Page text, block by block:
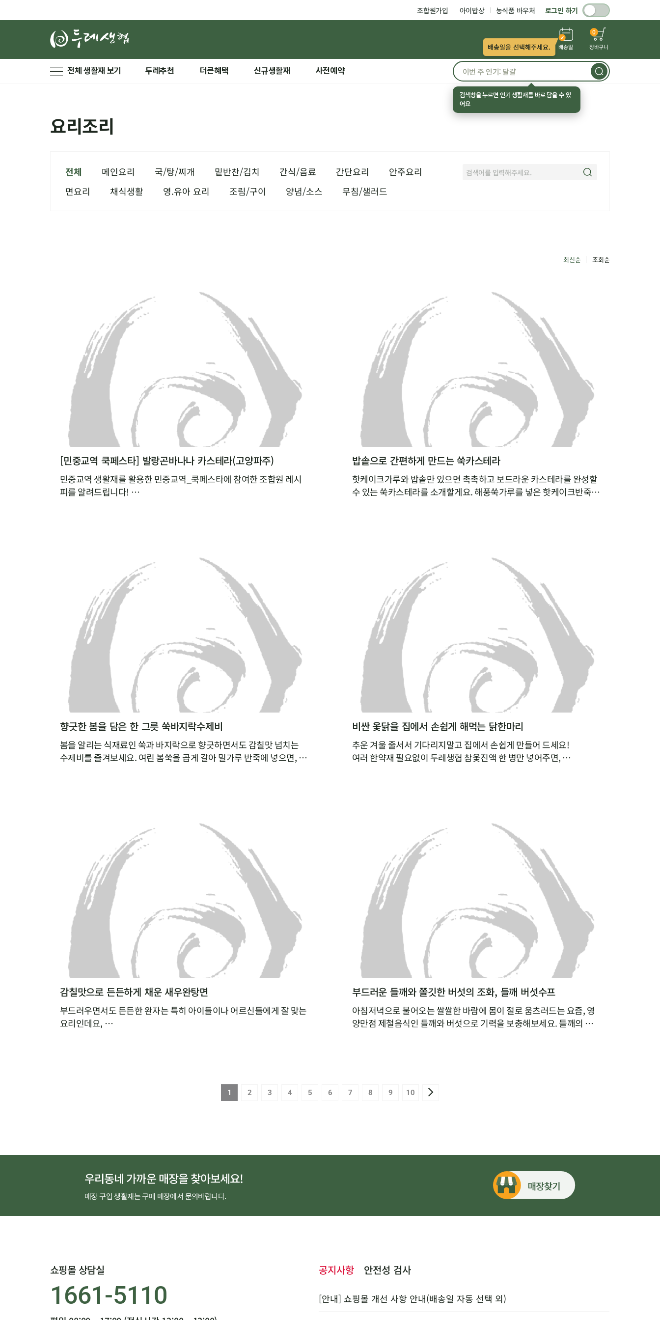
조합원가입 아이밥상 농식품 바우처 로그인 하기
배송일
배송일을 선택해주세요.
0
장바구니
전체 생활재 보기 두레추천 더큰혜택 신규생활재 사전예약
요리조리
전체 메인요리 국/탕/찌개 밑반찬/김치 간식/음료 간단요리
안주요리
면요리
채식생활 영.유아 요리 조림/구이 양념/소스 무침/샐러드
최신순 조회순
[민중교역 쿡페스타] 발랑곤바나나 카스테라(고양파주)
민중교역 생활재를 활용한 민중교역_쿡페스타에 참여한 조합원 레시
피를 알려드립니다!
넘 부드럽고 사랑스럽게 넘어가요!
어린이, 노인, 환자분들도 좋아할 것 같아요.
와~ 너무 부드럽고 달콤한 맛이에요^^
친구야~ 같이 먹자!
베이킹을 했는데도 바나나의 신선한 맛이 그대로여서 좋아요
넘넘 건강한 맛! 단맛이 강하지 않아 좋아요!
밥솥으로 간편하게 만드는 쑥카스테라
핫케이크가루와 밥솥만 있으면 촉촉하고 보드라운 카스테라를 완성할
수 있는 쑥카스테라를 소개할게요. 해풍쑥가루를 넣은 핫케이크반죽을
향긋한 봄을 담은 한 그릇 쑥바지락수제비
봄을 알리는 식재료인 쑥과 바지락으로 향긋하면서도 감칠맛 넘치는
수제비를 즐겨보세요. 여린 봄쑥을 곱게 갈아 밀가루 반죽에 넣으면, 밀
비싼 옻닭을 집에서 손쉽게 해먹는 닭한마리
추운 겨울 줄서서 기다리지말고 집에서 손쉽게 만들어 드세요!
여러 한약재 필요없이 두레생협 참옻진액 한 병만 넣어주면,
감칠맛으로 든든하게 채운 새우완탕면
부드러우면서도 든든한 완자는 특히 아이들이나 어르신들에게 잘 맞는
요리인데요,
특유의 탱글탱글하고 쫀득한 식감과 감칠맛이 살아 있는 새우완탕면이
부드러운 들깨와 쫄깃한 버섯의 조화, 들깨 버섯수프
아침저녁으로 불어오는 쌀쌀한 바람에 몸이 절로 움츠러드는 요즘, 영
양만점 제철음식인 들깨와 버섯으로 기력을 보충해보세요. 들깨의 구
1 2 3 4 5 6 7 8 9 10
우리동네 가까운 매장을 찾아보세요!
매장 구입 생활재는 구매 매장에서 문의바랍니다.
쇼핑몰 상담실
1661-5110
공지사항 안전성 검사
[안내] 쇼핑몰 개선 사항 안내(배송일 자동 선택 외)
검색창을 누르면 인기 생활재를 바로 담을 수 있
어요